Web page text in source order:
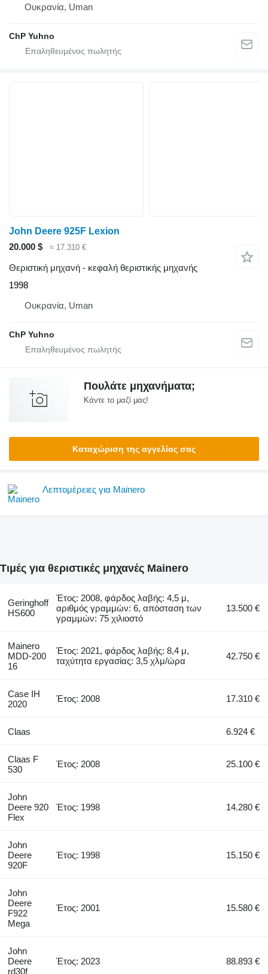
Ουκρανία, Uman
ChP Yuhno
John Deere 925F Lexion
20.000 $
≈ 17.310 €
Θεριστική μηχανή - κεφαλή θεριστικής μηχανής
1998
Ουκρανία, Uman
ChP Yuhno
Πουλάτε μηχανήματα;
Κάντε το μαζί μας!
Καταχώριση της αγγελίας σας
Λεπτομέρειες για Mainero
Τιμές για θεριστικές μηχανές Mainero
Geringhoff
HS600
Έτος: 2008, φάρδος λαβής: 4,5 μ,
αριθμός γραμμών: 6, απόσταση των
γραμμών: 75 χιλιοστό
13.500 €
Mainero
MDD-200
16
Έτος: 2021, φάρδος λαβής: 8,4 μ,
ταχύτητα εργασίας: 3,5 χλμ/ώρα
42.750 €
Case IH
2020
Έτος: 2008 17.310 €
Claas 6.924 €
Claas F
530
Έτος: 2008 25.100 €
John
Deere 920
Flex
Έτος: 1998 14.280 €
John
Deere
920F
Έτος: 1998 15.150 €
John
Deere
F922
Mega
Έτος: 2001 15.580 €
John
Deere
rd30f
Έτος: 2023 88.893 €